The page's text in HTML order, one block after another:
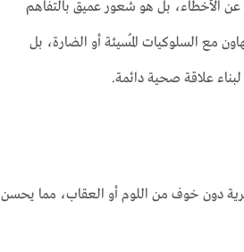
الأخطاء، بل هو شعور عميق بالتفاهم
مع السلوكيات المُسيئة أو الضارة، بل
علاقة صحية دائمة.
دون خوف من اللوم أو العقاب، مما يحسن